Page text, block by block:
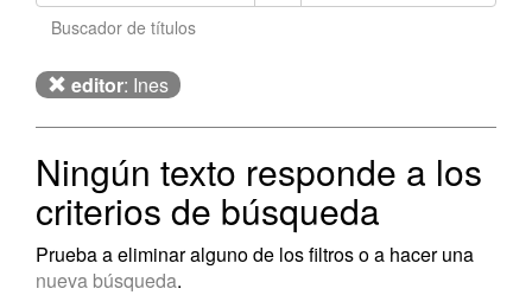
Buscador de títulos
editor: Ines
Ningún texto responde a los
criterios de búsqueda
Prueba a eliminar alguno de los filtros o a hacer una
nueva búsqueda.